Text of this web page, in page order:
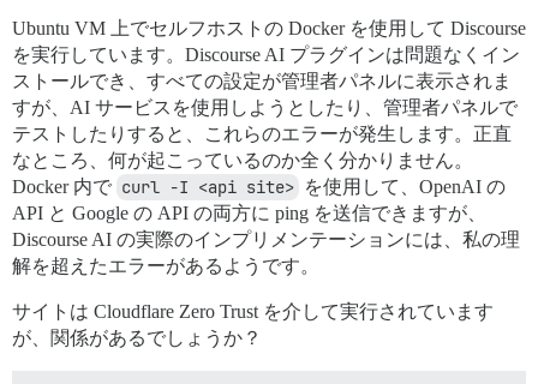
Ubuntu VM 上でセルフホストの Docker を使用して Discourse
を実行しています。Discourse AI プラグインは問題なくイン
ストールでき、すべての設定が管理者パネルに表示されま
すが、AI サービスを使用しようとしたり、管理者パネルで
テストしたりすると、これらのエラーが発生します。正直
なところ、何が起こっているのか全く分かりません。
Docker 内で curl -I <api site> を使用して、OpenAI の
API と Google の API の両方に ping を送信できますが、
Discourse AI の実際のインプリメンテーションには、私の理
解を超えたエラーがあるようです。
サイトは Cloudflare Zero Trust を介して実行されています
が、関係があるでしょうか？